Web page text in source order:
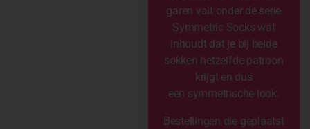
garen valt onder de serie
Symmetric Socks wat
inhoudt dat je bij beide
sokken hetzelfde patroon
krijgt en dus
een symmetrische look.
Bestellingen die geplaatst